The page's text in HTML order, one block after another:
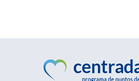
e
er es s
p
l
ri
n